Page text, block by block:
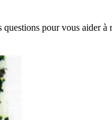
pour vous aider à